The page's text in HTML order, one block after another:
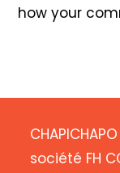
how your
société FH